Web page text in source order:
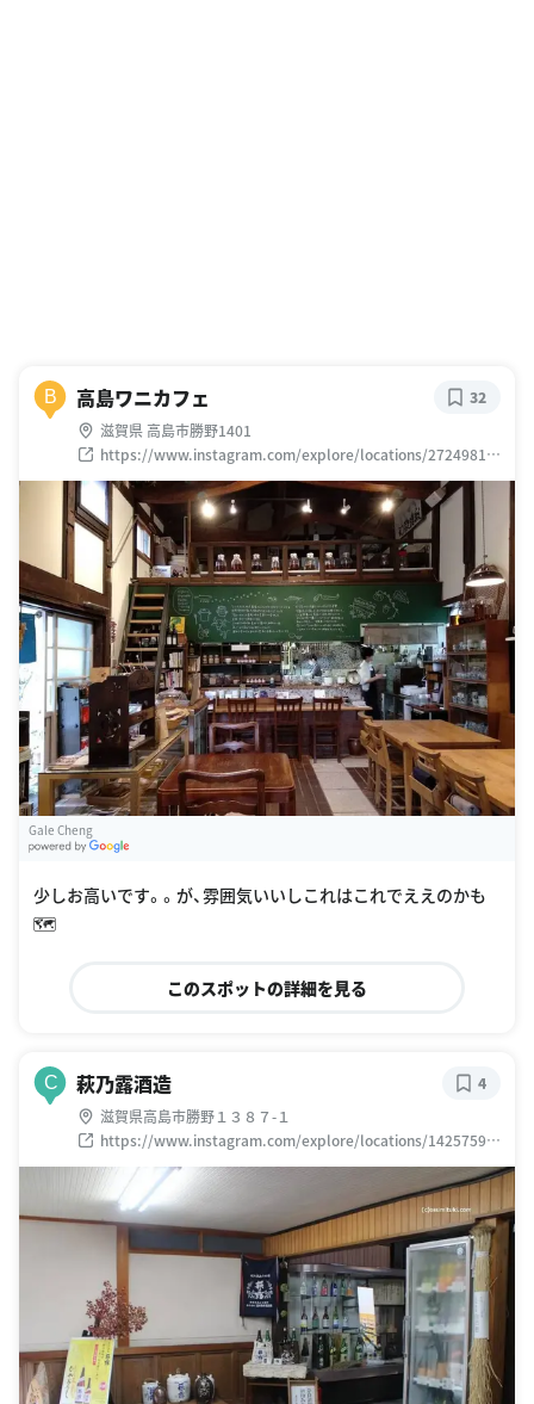
B 高島ワニカフェ
滋賀県 高島市勝野1401
https://www.instagram.com/explore/locations/27249819
8
32
Gale Cheng
少しお高いです。。が、雰囲気いいしこれはこれでええのかも
🗺
このスポットの詳細を見る
C 萩乃露酒造
滋賀県高島市勝野１３８７-１
https://www.instagram.com/explore/locations/14257597
07499020
4